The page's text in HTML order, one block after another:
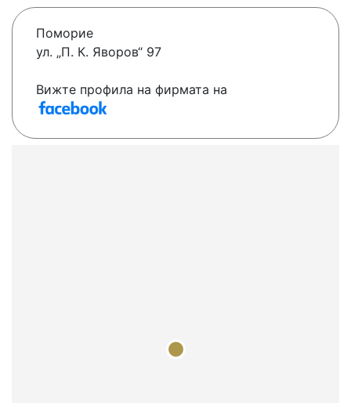
Поморие
ул. „П. К. Яворов“ 97
Вижте профила на фирмата на